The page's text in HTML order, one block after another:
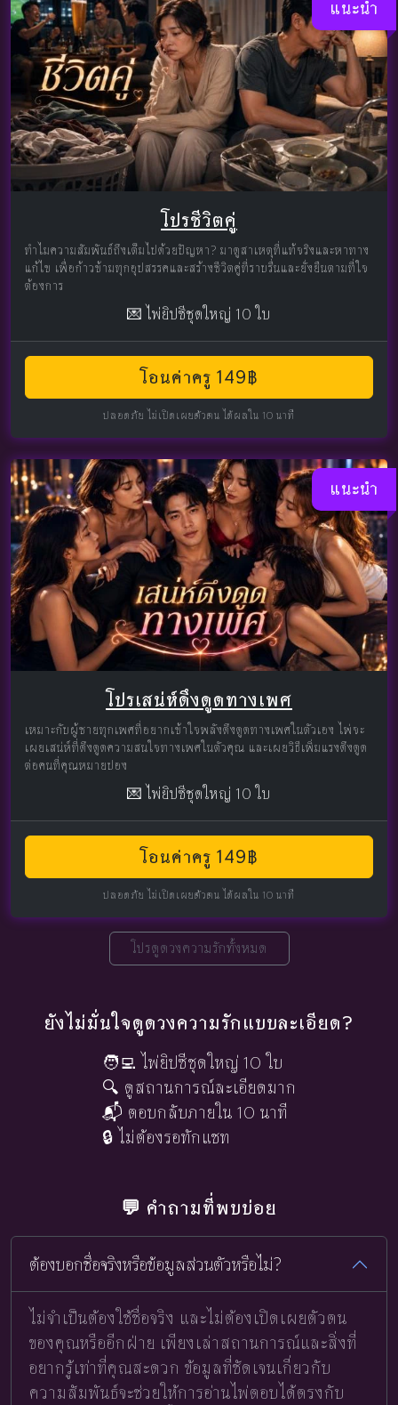
แนะนำ
โปรชีวิตคู่
ทำไมความสัมพันธ์ถึงเต็มไปด้วยปัญหา? มาดูสาเหตุที่แท้จริงและหาทาง
แก้ไข เพื่อก้าวข้ามทุกอุปสรรคและสร้างชีวิตคู่ที่ราบรื่นและยั่งยืนตามที่ใจ
ต้องการ
💌 ไพ่ยิปซีชุดใหญ่ 10 ใบ
โอนค่าครู 149฿
ปลอดภัย ไม่เปิดเผยตัวตน ได้ผลใน 10 นาที
แนะนำ
โปรเสน่ห์ดึงดูดทางเพศ
เหมาะกับผู้ชายทุกเพศที่อยากเข้าใจพลังดึงดูดทางเพศในตัวเอง ไพ่จะ
เผยเสน่ห์ที่ดึงดูดความสนใจทางเพศในตัวคุณ และเผยวิธีเพิ่มแรงดึงดูด
ต่อคนที่คุณหมายปอง
💌 ไพ่ยิปซีชุดใหญ่ 10 ใบ
โอนค่าครู 149฿
ปลอดภัย ไม่เปิดเผยตัวตน ได้ผลใน 10 นาที
โปรดูดวงความรักทั้งหมด
ยังไม่มั่นใจดูดวงความรักแบบละเอียด?
🧑‍💻 ไพ่ยิปซีชุดใหญ่ 10 ใบ
🔍 ดูสถานการณ์ละเอียดมาก
📬 ตอบกลับภายใน 10 นาที
🔒 ไม่ต้องรอทักแชท
💬 คำถามที่พบบ่อย
ต้องบอกชื่อจริงหรือข้อมูลส่วนตัวหรือไม่?
ไม่จำเป็นต้องใช้ชื่อจริง และไม่ต้องเปิดเผยตัวตน
ของคุณหรืออีกฝ่าย เพียงเล่าสถานการณ์และสิ่งที่
อยากรู้เท่าที่คุณสะดวก ข้อมูลที่ชัดเจนเกี่ยวกับ
ความสัมพันธ์จะช่วยให้การอ่านไพ่ตอบได้ตรงกับ